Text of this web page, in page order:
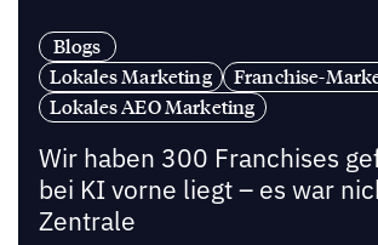
Blogs
Lokales Marketing
Franchise-
Lokales AEO Marketing
Wir haben 300 Franchises
bei KI vorne liegt – es war
Zentrale